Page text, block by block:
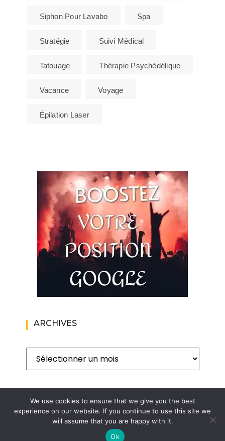
Siphon Pour Lavabo Spa
Stratégie Suivi Médical
Tatouage Thérapie Psychédélique
Vacance Voyage
Épilation Laser
ARCHIVES
Archives
Copyright. Le blog de l'homme moderne. Blog lifestyle au
masculin | Wishful Blog by
We use cookies to ensure that we give you the best
experience on our website. If you continue to use this site we
will assume that you are happy with it.
Ok